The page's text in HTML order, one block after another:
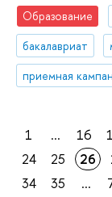
Образование
бакалавриат
приемная
1 ... 16
24
25 26
34
35 ...